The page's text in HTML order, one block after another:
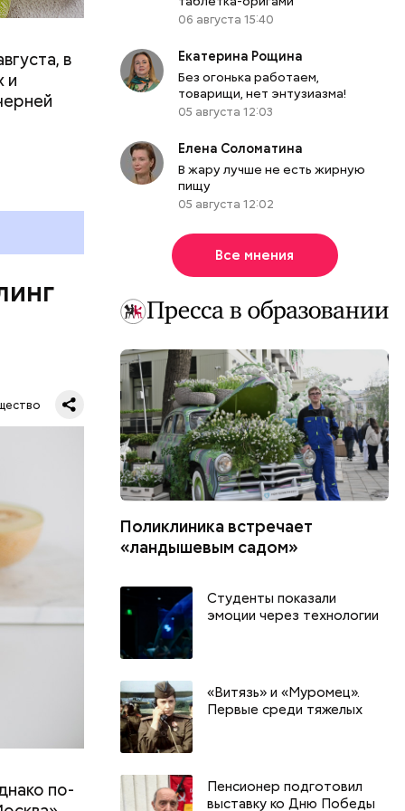
в
и
по-
у
06 августа 15:40
Екатерина Рощина
Без огонька работаем,
товарищи, нет энтузиазма!
05 августа 12:03
Елена Соломатина
В жару лучше не есть жирную
пищу
05 августа 12:02
Все мнения
Поликлиника встречает
«ландышевым садом»
Студенты показали
эмоции через технологии
«Витязь» и «Муромец».
Первые среди тяжелых
Пенсионер подготовил
выставку ко Дню Победы